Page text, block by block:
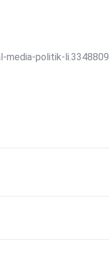
media-politik-li.3348809